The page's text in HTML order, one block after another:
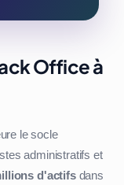
Office à
le socle
administratifs et
d'actifsdans